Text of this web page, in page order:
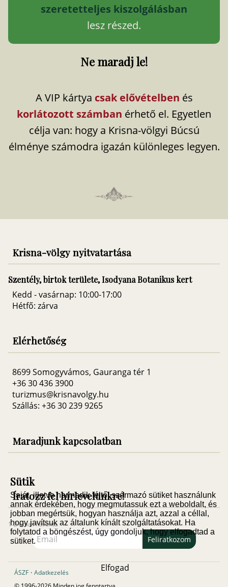
szeretetteljes kiszolgálásban
lesz részed.
Ne maradj le!
A VIP kártya csak elővételben és
korlátozott számban érhető el. Egyetlen
célja van: hogy a Krisna-völgyi Búcsú
élménye számodra igazán különleges legyen.
Sütik
Saját, illetve harmadik féltől származó sütiket használunk
annak érdekében, hogy megmutassuk ezt a weboldalt, és
jobban megértsük, hogyan használja azt, azzal a céllal,
hogy javítsuk az általunk kínált szolgáltatásokat. Ha
folytatod a böngészést, úgy gondoljuk, hogy elfogadtad a
sütiket.
Elfogad
Krisna-völgy nyitvatartása
Szentély, birtok területe, Isodyana Botanikus kert
Kedd - vasárnap: 10:00-17:00
Hétfő: zárva
Elérhetőség
8699 Somogyvámos, Gauranga tér 1
+36 30 436 3900
turizmus@krisnavolgy.hu
Szállás: +36 30 239 9265
Maradjunk kapcsolatban
Íratozz fel hírlevelünkre!
1-2 email havonta
Feliratkozom
ÁSZF · Adatkezelés